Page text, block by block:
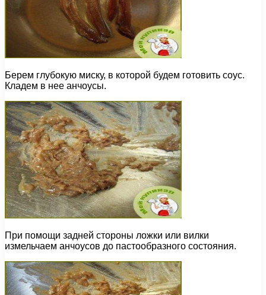
Берем глубокую миску, в которой будем готовить соус.
Кладем в нее анчоусы.
При помощи задней стороны ложки или вилки
измельчаем анчоусов до пастообразного состояния.